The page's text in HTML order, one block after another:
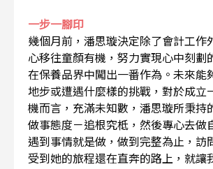
一步一腳印
幾個月前，潘思璇決定除了會計工作
心移往童顏有機，努力實現心中刻劃
在保養品界中闖出一番作為。未來能
地步或遭遇什麼樣的挑戰，對於成立
機而言，充滿未知數，潘思璇所秉持
做事態度－追根究柢，然後專心去做
遇到事情就是做，做到完整為止，訪
受到她的旅程還在直奔的路上，就讓